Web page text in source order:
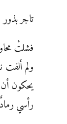
تاجر
فشلتْ
ولم ألفت
يحكون أن
رأسي